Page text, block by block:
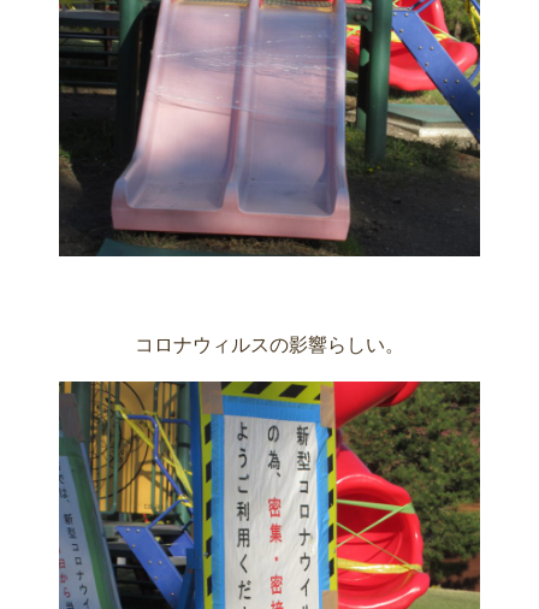
コロナウィルスの影響らしい。